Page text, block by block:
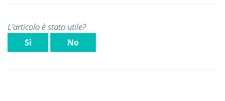
L'articolo è stato utile?
Si No